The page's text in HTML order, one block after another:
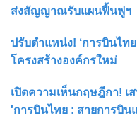
ส่งสัญญาณรับแผนฟื้นฟูฯ
ปรับตำแหน่ง! ‘การบินไท
โครงสร้างองค์กรใหม่
เปิดความเห็นกฤษฎีกา!
'การบินไทย : สายการบิน